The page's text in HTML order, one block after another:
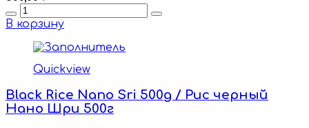
Quantity
В корзину
Quickview
Black Rice Nano Sri 500g / Рис черный
Нано Шри 500г